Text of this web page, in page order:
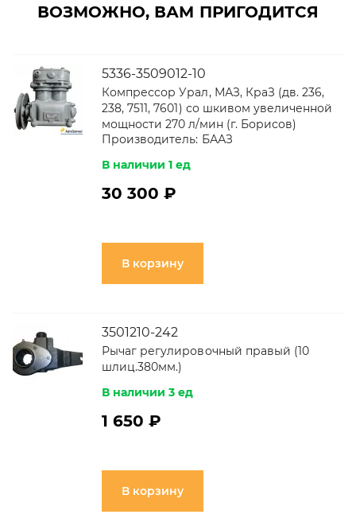
ВОЗМОЖНО, ВАМ ПРИГОДИТСЯ
5336-3509012-10
Компрессор Урал, МАЗ, КраЗ (дв. 236,
238, 7511, 7601) со шкивом увеличенной
мощности 270 л/мин (г. Борисов)
Производитель: БААЗ
В наличии 1 ед
30 300 ₽
В корзину
3501210-242
Рычаг регулировочный правый (10
шлиц.380мм.)
В наличии 3 ед
1 650 ₽
В корзину